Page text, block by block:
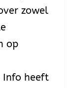
zowel
op
Info heeft